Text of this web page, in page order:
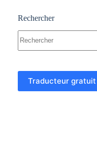
et
corrigés
Rechercher
résultat
Traducteur gratuit